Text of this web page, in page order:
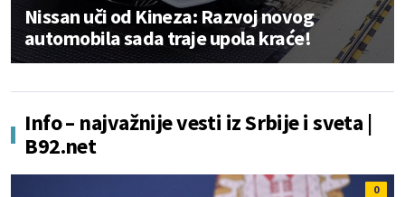
Nissan uči od Kineza: Razvoj novog
automobila sada traje upola kraće!
Info – najvažnije vesti iz Srbije i sveta |
B92.net
0